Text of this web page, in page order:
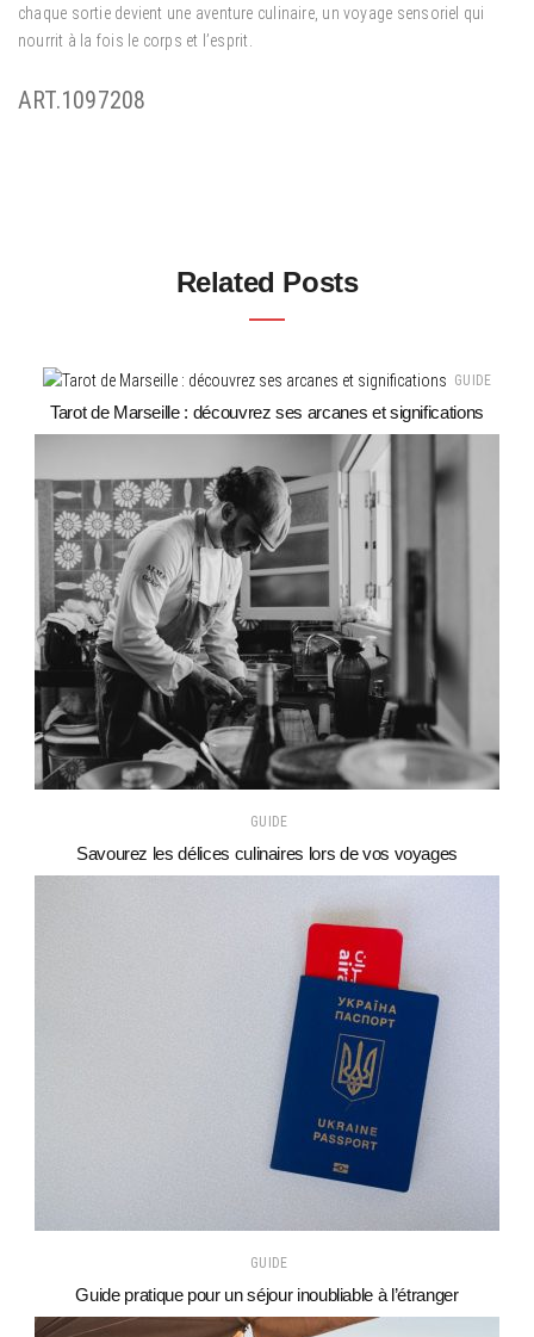
chaque sortie devient une aventure culinaire, un voyage sensoriel qui
nourrit à la fois le corps et l’esprit.
ART.1097208
Related Posts
GUIDE
Tarot de Marseille : découvrez ses arcanes et significations
GUIDE
Savourez les délices culinaires lors de vos voyages
GUIDE
Guide pratique pour un séjour inoubliable à l’étranger